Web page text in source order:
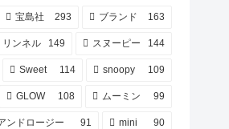
宝島社 293 ブランド 163
リンネル 149 スヌーピー 144
Sweet 114 snoopy 109
GLOW 108 ムーミン 99
ンドロージー 91 mini 90